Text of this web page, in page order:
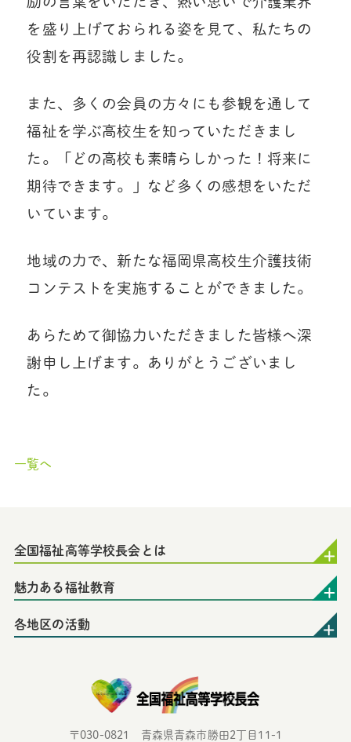
を盛り上げておられる姿を見て、私たちの
役割を再認識しました。
また、多くの会員の方々にも参観を通して
福祉を学ぶ高校生を知っていただきまし
た。「どの高校も素晴らしかった！将来に
期待できます。」など多くの感想をいただ
いています。
地域の力で、新たな福岡県高校生介護技術
コンテストを実施することができました。
あらためて御協力いただきました皆様へ深
謝申し上げます。ありがとうございまし
た。
一覧へ
全国福祉高等学校長会とは
魅力ある福祉教育
各地区の活動
〒030-0821 青森県青森市勝田2丁目11-1